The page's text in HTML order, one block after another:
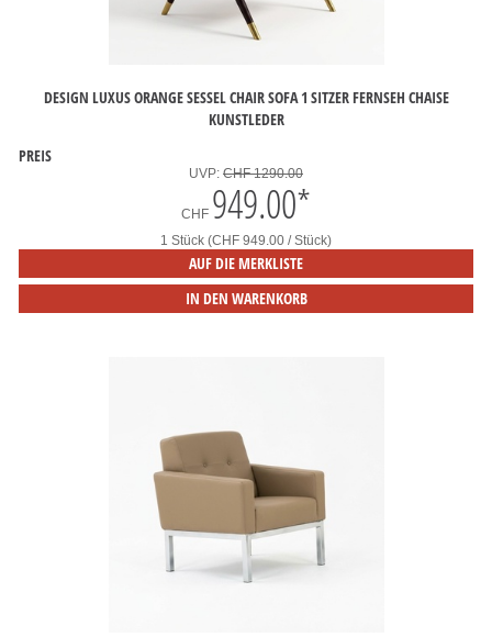
DESIGN LUXUS ORANGE SESSEL CHAIR SOFA 1 SITZER FERNSEH CHAISE
KUNSTLEDER
PREIS
UVP: CHF 1290.00
CHF 949.00*
1 Stück (CHF 949.00 / Stück)
AUF DIE MERKLISTE
IN DEN WARENKORB